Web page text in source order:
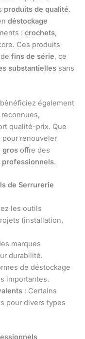
produits de qualité.
déstockage
: crochets,
Ces produits
fins de série, ce
substantielles sans
également
qualité-prix. Que
renouveler
gros offre des
professionnels.
de Serrurerie
les outils
(installation,
marques
durabilité.
de déstockage
importantes.
: Certains
pour divers types